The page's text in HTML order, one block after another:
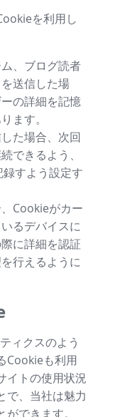
を利用し
、ブログ読者
送信した場
の詳細を記憶
ます。
た場合、次回
できるよう、
すよう設定す
Cookieがカー
るデバイスに
に詳細を認証
行えるように
ィクスのよう
Cookieも利用
イトの使用状況
で、当社は魅力
できます。